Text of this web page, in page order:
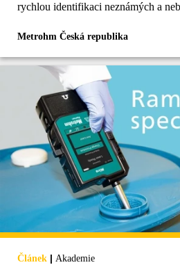
rychlou identifikaci neznámých a
Metrohm Česká republika
Článek | Akademie